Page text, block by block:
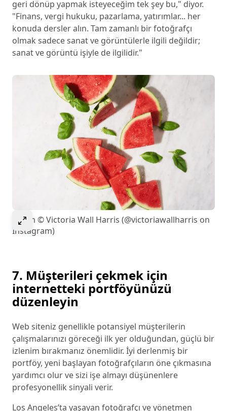
geri dönüp yapmak isteyeceğim tek şey bu," diyor.
"Finans, vergi hukuku, pazarlama, yatırımlar... her
konuda dersler alın. Tam zamanlı bir fotoğrafçı
olmak sadece sanat ve görüntülerle ilgili değildir;
sanat ve görüntü işiyle de ilgilidir."
Görseli genişletmek için seçin
Resim © Victoria Wall Harris (@victoriawallharris on
Instagram)
7. Müşterileri çekmek için
internetteki portföyünüzü
düzenleyin
Web siteniz genellikle potansiyel müşterilerin
çalışmalarınızı göreceği ilk yer olduğundan, güçlü bir
izlenim bırakmanız önemlidir. İyi derlenmiş bir
portföy, yeni başlayan fotoğrafçıların öne çıkmasına
yardımcı olur ve sizi işe almayı düşünenlere
profesyonellik sinyali verir.
Los Angeles’ta yaşayan fotoğrafçı ve yönetmen